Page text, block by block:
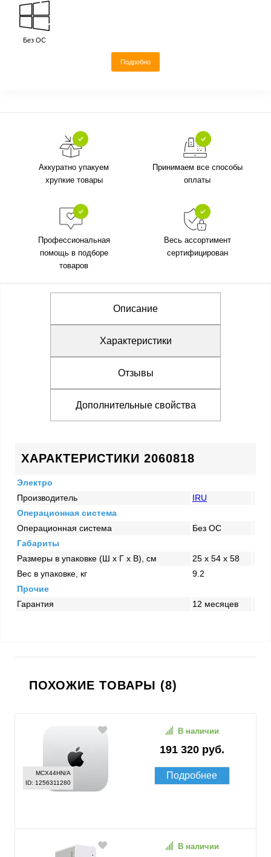
Без ОС
Подробно
Аккуратно упакуем
хрупкие товары
Принимаем все способы
оплаты
Профессиональная
помощь в подборе
товаров
Весь ассортимент
сертифицирован
Описание
Характеристики
Отзывы
Дополнительные свойства
ХАРАКТЕРИСТИКИ 2060818
Электро
Производитель
IRU
Операционная система
Операционная система
Без ОС
Габариты
Размеры в упаковке (Ш x Г x В), см
25 x 54 x 58
Вес в упаковке, кг
9.2
Прочие
Гарантия
12 месяцев
ПОХОЖИЕ ТОВАРЫ (8)
MCX44HN/A
ID: 1256311280
191 320 руб.
В наличии
Подробнее
В наличии